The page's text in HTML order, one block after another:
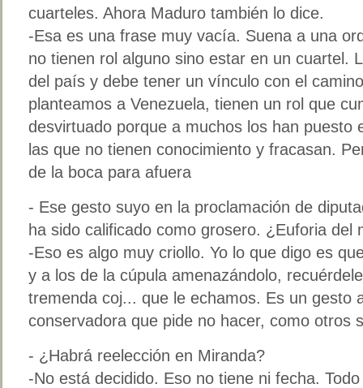
cuarteles. Ahora Maduro también lo dice.
-Esa es una frase muy vacía. Suena a una
no tienen rol alguno sino estar en un cuartel.
del país y debe tener un vínculo con el
planteamos a Venezuela, tienen un rol que
desvirtuado porque a muchos los han puesto
las que no tienen conocimiento y fracasan.
de la boca para afuera
- Ese gesto suyo en la proclamación de
ha sido calificado como grosero. ¿Euforia del
-Eso es algo muy criollo. Yo lo que digo es
y a los de la cúpula amenazándolo,
tremenda coj... que le echamos. Es un gesto
conservadora que pide no hacer, como otros
- ¿Habrá reelección en Miranda?
-No está decidido. Eso no tiene ni fecha.